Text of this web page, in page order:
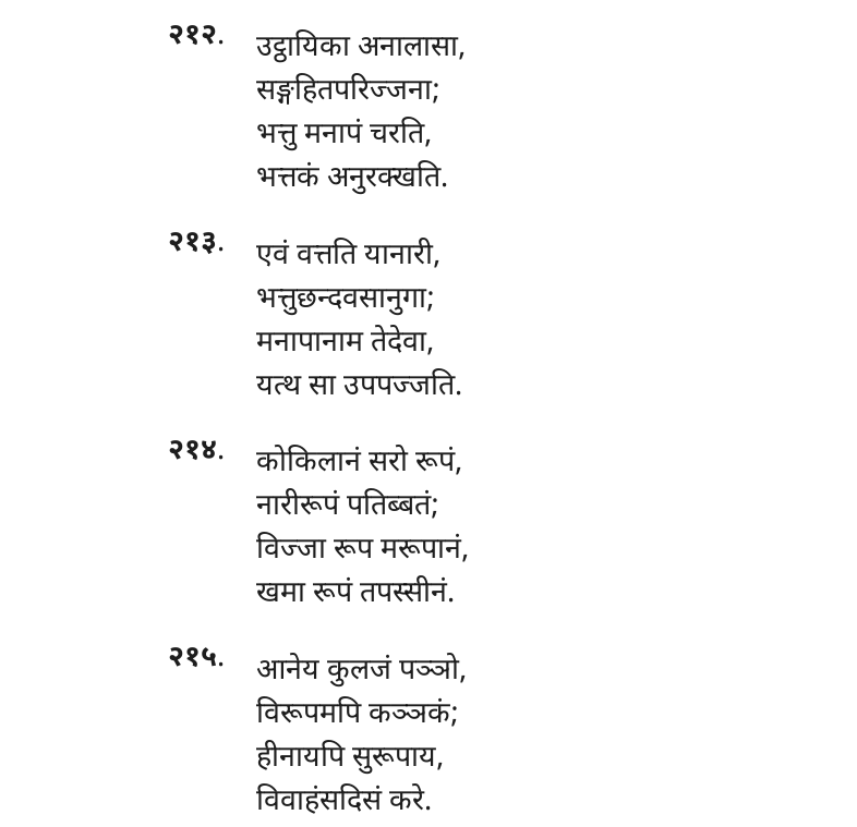
२१२.
उट्ठायिका अनालासा,
सङ्गहितपरिज्जना;
भत्तु मनापं चरति,
भत्तकं अनुरक्खति.
२१३.
एवं वत्तति यानारी,
भत्तुछन्दवसानुगा;
मनापानाम तेदेवा,
यत्थ सा उपपज्जति.
२१४. कोकिलानंसरो रूपं,
नारीरूपं पतिब्बतं;
विज्जा रूप मरूपानं,
खमा रूपं तपस्सीनं.
२१५.
आनेय कुलजं पञ्ञो,
विरूपमपि कञ्ञकं;
हीनायपि सुरूपाय,
विवाहंसदिसं करे.